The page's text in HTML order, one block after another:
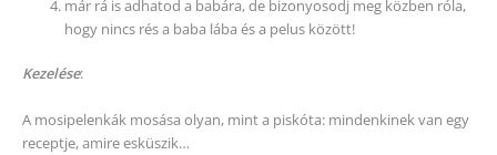
már rá is adhatod a babára, de bizonyosodj meg közben róla,
hogy nincs rés a baba lába és a pelus között!
Kezelése:
A mosipelenkák mosása olyan, mint a piskóta: mindenkinek van egy
receptje, amire esküszik…